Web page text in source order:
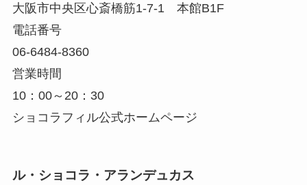
大阪市中央区心斎橋筋1-7-1 本館B1F
電話番号
06-6484-8360
営業時間
10：00～20：30
ショコラフィル公式ホームページ
ル・ショコラ・アランデュカス